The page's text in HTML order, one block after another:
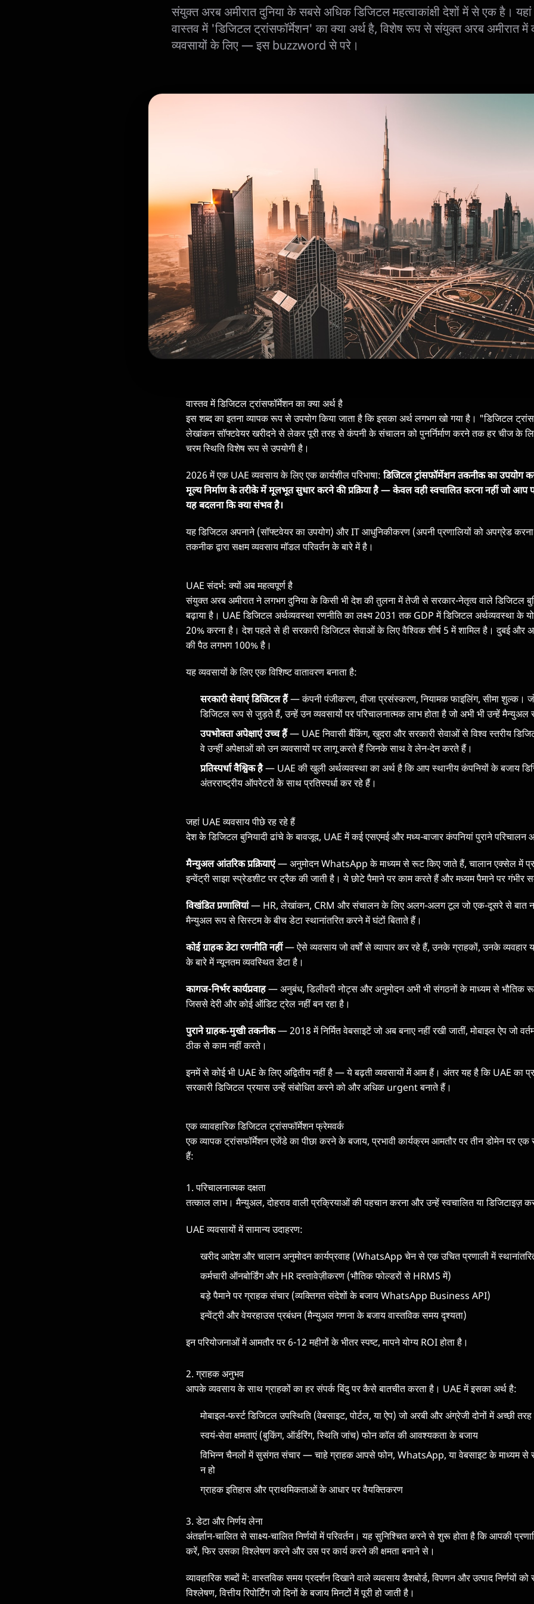
संयुक्त अरब अमीरात दुनिया के सबसे अधिक डिजिटल महत्वाकांक्षी देशों में से एक है। यहां
वास्तव में 'डिजिटल ट्रांसफॉर्मेशन' का क्या अर्थ है, विशेष रूप से संयुक्त अरब अमीरात में
व्यवसायों के लिए — इस buzzword से परे।
वास्तव में डिजिटल ट्रांसफॉर्मेशन का क्या अर्थ है
इस शब्द का इतना व्यापक रूप से उपयोग किया जाता है कि इसका अर्थ लगभग खो गया है। "डिजिटल
लेखांकन सॉफ्टवेयर खरीदने से लेकर पूरी तरह से कंपनी के संचालन को पुनर्निर्माण करने तक हर चीज के
चरम स्थिति विशेष रूप से उपयोगी है।
2026 में एक UAE व्यवसाय के लिए एक कार्यशील परिभाषा: डिजिटल ट्रांसफॉर्मेशन तकनीक का उपयोग
मूल्य निर्माण के तरीके में मूलभूत सुधार करने की प्रक्रिया है — केवल वही स्वचालित करना नहीं जो
यह बदलना कि क्या संभव है।
यह डिजिटल अपनाने (सॉफ्टवेयर का उपयोग) और IT आधुनिकीकरण (अपनी प्रणालियों को अपग्रेड
तकनीक द्वारा सक्षम व्यवसाय मॉडल परिवर्तन के बारे में है।
UAE संदर्भ: क्यों अब महत्वपूर्ण है
संयुक्त अरब अमीरात ने लगभग दुनिया के किसी भी देश की तुलना में तेजी से सरकार-नेतृत्व वाले डिजिटल
बढ़ाया है। UAE डिजिटल अर्थव्यवस्था रणनीति का लक्ष्य 2031 तक GDP में डिजिटल अर्थव्यवस्था के
20% करना है। देश पहले से ही सरकारी डिजिटल सेवाओं के लिए वैश्विक शीर्ष 5 में शामिल है। दुबई और
की पैठ लगभग 100% है।
यह व्यवसायों के लिए एक विशिष्ट वातावरण बनाता है:
सरकारी सेवाएं डिजिटल हैं— कंपनी पंजीकरण, वीजा प्रसंस्करण, नियामक फाइलिंग, सीमा शुल्क।
डिजिटल रूप से जुड़ते हैं, उन्हें उन व्यवसायों पर परिचालनात्मक लाभ होता है जो अभी भी उन्हें
उपभोक्ता अपेक्षाएं उच्च हैं— UAE निवासी बैंकिंग, खुदरा और सरकारी सेवाओं से विश्व स्तरीय
वे उन्हीं अपेक्षाओं को उन व्यवसायों पर लागू करते हैं जिनके साथ वे लेन-देन करते हैं।
प्रतिस्पर्धा वैश्विक है— UAE की खुली अर्थव्यवस्था का अर्थ है कि आप स्थानीय कंपनियों के बजाय
अंतरराष्ट्रीय ऑपरेटरों के साथ प्रतिस्पर्धा कर रहे हैं।
जहां UAE व्यवसाय पीछे रह रहे हैं
देश के डिजिटल बुनियादी ढांचे के बावजूद, UAE में कई एसएमई और मध्य-बाजार कंपनियां पुराने परिचालन
मैन्युअल आंतरिक प्रक्रियाएं— अनुमोदन WhatsApp के माध्यम से रूट किए जाते हैं, चालान एक्सेल में
इन्वेंट्री साझा स्प्रेडशीट पर ट्रैक की जाती है। ये छोटे पैमाने पर काम करते हैं और मध्यम पैमाने पर गंभीर
विखंडित प्रणालियां— HR, लेखांकन, CRM और संचालन के लिए अलग-अलग टूल जो एक-दूसरे से बात
मैन्युअल रूप से सिस्टम के बीच डेटा स्थानांतरित करने में घंटों बिताते हैं।
कोई ग्राहक डेटा रणनीति नहीं— ऐसे व्यवसाय जो वर्षों से व्यापार कर रहे हैं, उनके ग्राहकों, उनके
के बारे में न्यूनतम व्यवस्थित डेटा है।
कागज-निर्भर कार्यप्रवाह— अनुबंध, डिलीवरी नोट्स और अनुमोदन अभी भी संगठनों के माध्यम से भौतिक
जिससे देरी और कोई ऑडिट ट्रेल नहीं बन रहा है।
पुराने ग्राहक-मुखी तकनीक— 2018 में निर्मित वेबसाइटें जो अब बनाए नहीं रखी जातीं, मोबाइल ऐप जो
ठीक से काम नहीं करते।
इनमें से कोई भी UAE के लिए अद्वितीय नहीं है — ये बढ़ती व्यवसायों में आम हैं। अंतर यह है कि UAE का
सरकारी डिजिटल प्रयास उन्हें संबोधित करने को और अधिक urgent बनाते हैं।
एक व्यावहारिक डिजिटल ट्रांसफॉर्मेशन फ्रेमवर्क
एक व्यापक ट्रांसफॉर्मेशन एजेंडे का पीछा करने के बजाय, प्रभावी कार्यक्रम आमतौर पर तीन डोमेन पर
हैं:
1. परिचालनात्मक दक्षता
तत्काल लाभ। मैन्युअल, दोहराव वाली प्रक्रियाओं की पहचान करना और उन्हें स्वचालित या डिजिटाइज़
UAE व्यवसायों में सामान्य उदाहरण:
खरीद आदेश और चालान अनुमोदन कार्यप्रवाह (WhatsApp चेन से एक उचित प्रणाली में
कर्मचारी ऑनबोर्डिंग और HR दस्तावेज़ीकरण (भौतिक फोल्डरों से HRMS में)
बड़े पैमाने पर ग्राहक संचार (व्यक्तिगत संदेशों के बजाय WhatsApp Business API)
इन्वेंट्री और वेयरहाउस प्रबंधन (मैन्युअल गणना के बजाय वास्तविक समय दृश्यता)
इन परियोजनाओं में आमतौर पर 6-12 महीनों के भीतर स्पष्ट, मापने योग्य ROI होता है।
2. ग्राहक अनुभव
आपके व्यवसाय के साथ ग्राहकों का हर संपर्क बिंदु पर कैसे बातचीत करता है। UAE में इसका अर्थ है:
मोबाइल-फर्स्ट डिजिटल उपस्थिति (वेबसाइट, पोर्टल, या ऐप) जो अरबी और अंग्रेजी दोनों में अच्छी
स्वयं-सेवा क्षमताएं (बुकिंग, ऑर्डरिंग, स्थिति जांच) फोन कॉल की आवश्यकता के बजाय
विभिन्न चैनलों में सुसंगत संचार — चाहे ग्राहक आपसे फोन, WhatsApp, या वेबसाइट के माध्यम
न हो
ग्राहक इतिहास और प्राथमिकताओं के आधार पर वैयक्तिकरण
3. डेटा और निर्णय लेना
अंतर्ज्ञान-चालित से साक्ष्य-चालित निर्णयों में परिवर्तन। यह सुनिश्चित करने से शुरू होता है कि आपकी
करें, फिर उसका विश्लेषण करने और उस पर कार्य करने की क्षमता बनाने से।
व्यावहारिक शब्दों में: वास्तविक समय प्रदर्शन दिखाने वाले व्यवसाय डैशबोर्ड, विपणन और उत्पाद निर्णयों
विश्लेषण, वित्तीय रिपोर्टिंग जो दिनों के बजाय मिनटों में पूरी हो जाती है।